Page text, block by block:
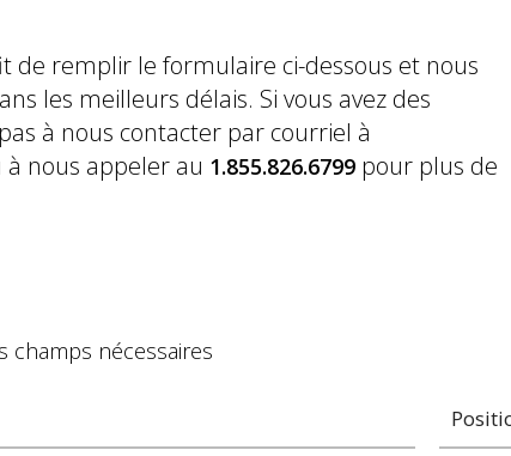
de remplir le formulaire ci-dessous et nous
les meilleurs délais. Si vous avez des
à nous contacter par courriel à
à nous appeler au 1.855.826.6799 pour plus de
champs nécessaires